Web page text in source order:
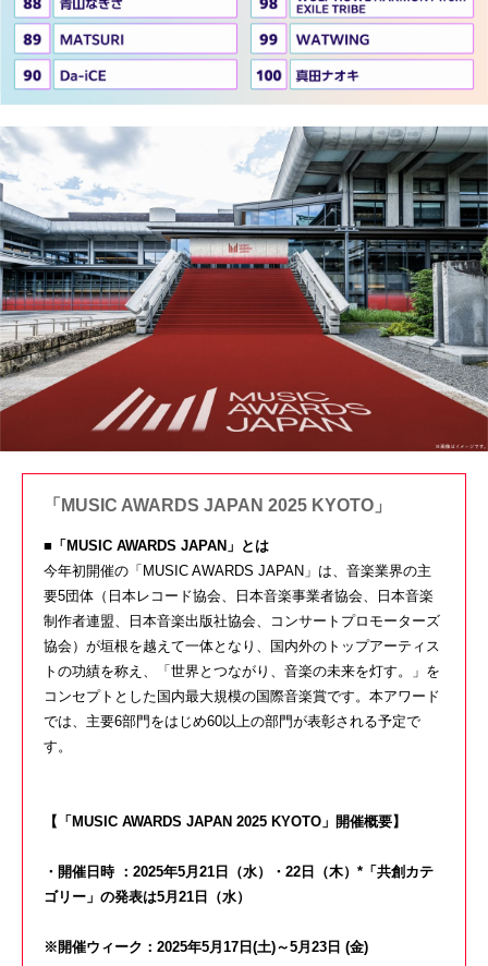
「MUSIC AWARDS JAPAN 2025 KYOTO」
■「MUSIC AWARDS JAPAN」とは
今年初開催の「MUSIC AWARDS JAPAN」は、音楽業界の主
要5団体（日本レコード協会、日本音楽事業者協会、日本音楽
制作者連盟、日本音楽出版社協会、コンサートプロモーターズ
協会）が垣根を越えて一体となり、国内外のトップアーティス
トの功績を称え、「世界とつながり、音楽の未来を灯す。」を
コンセプトとした国内最大規模の国際音楽賞です。本アワード
では、主要6部門をはじめ60以上の部門が表彰される予定で
す。
【「MUSIC AWARDS JAPAN 2025 KYOTO」開催概要】
・開催日時 ：2025年5月21日（水）・22日（木）*「共創カテ
ゴリー」の発表は5月21日（水）
※開催ウィーク：2025年5月17日(土)～5月23日 (⾦)